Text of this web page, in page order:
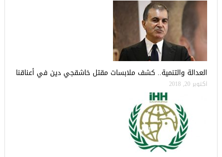
العدالة والتنمية.. كشف ملابسات مقتل خاشقجي دين في أعناقنا
أكتوبر 20, 2018